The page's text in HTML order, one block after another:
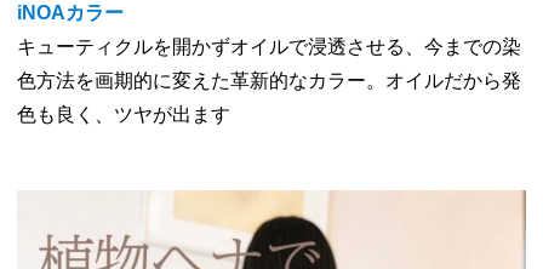
iNOAカラー
キューティクルを開かずオイルで浸透させる、今までの染
色方法を画期的に変えた革新的なカラー。オイルだから発
色も良く、ツヤが出ます